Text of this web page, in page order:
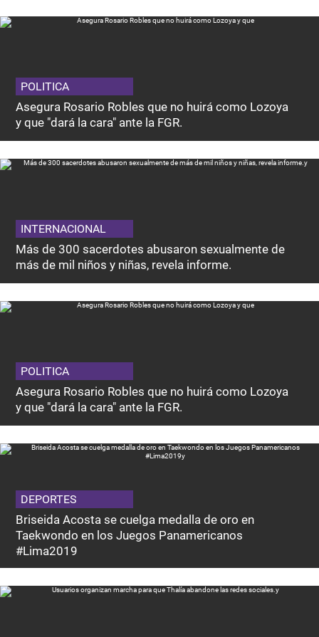
POLITICA
Asegura Rosario Robles que no huirá como Lozoya
y que "dará la cara" ante la FGR.
INTERNACIONAL
Más de 300 sacerdotes abusaron sexualmente de
más de mil niños y niñas, revela informe.
POLITICA
Asegura Rosario Robles que no huirá como Lozoya
y que "dará la cara" ante la FGR.
DEPORTES
Briseida Acosta se cuelga medalla de oro en
Taekwondo en los Juegos Panamericanos
#Lima2019